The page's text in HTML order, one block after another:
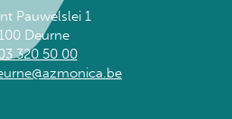
Pauwelslei 1
Deurne
320 50 00